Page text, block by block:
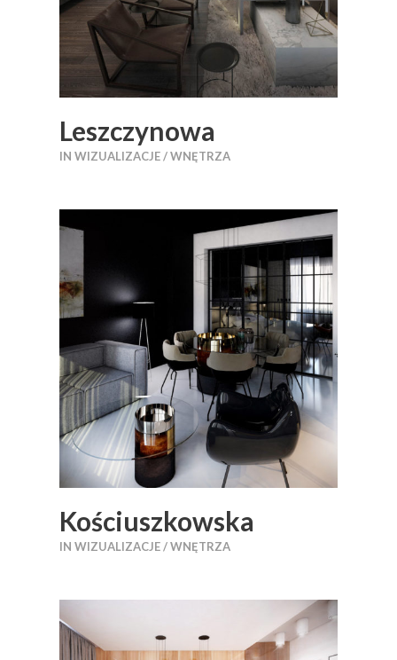
Leszczynowa
IN WIZUALIZACJE / WNĘTRZA
Kościuszkowska
IN WIZUALIZACJE / WNĘTRZA